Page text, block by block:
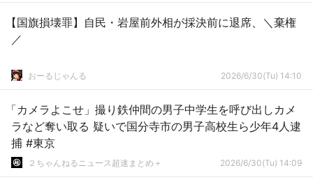
【国旗損壊罪】自民・岩屋前外相が採決前に退席、＼棄権
／
おーるじゃんる 2026/6/30(Tu) 14:10
「カメラよこせ」撮り鉄仲間の男子中学生を呼び出しカメ
ラなど奪い取る 疑いで国分寺市の男子高校生ら少年4人逮
捕 #東京
２ちゃんねるニュース超速まとめ＋ 2026/6/30(Tu) 14:09